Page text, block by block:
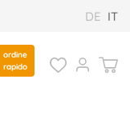
DE IT
ordine
rapido